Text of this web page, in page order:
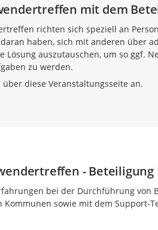
mit dem
richten sich speziell an
haben, sich mit anderen über
Lösung auszutauschen, um so ggf.
zu werden.
diese Veranstaltungsseite an.
- Beteiligung
bei der Durchführung von
Kommunen sowie mit dem Support-